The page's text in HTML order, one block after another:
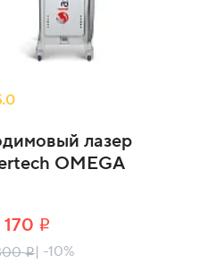
лазер
OMEGA
i
i| -10%